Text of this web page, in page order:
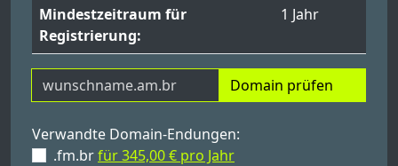
Mindestzeitraum für
Registrierung:
1 Jahr
Domain prüfen
Verwandte Domain-Endungen:
.fm.brfür 345,00 € pro Jahr